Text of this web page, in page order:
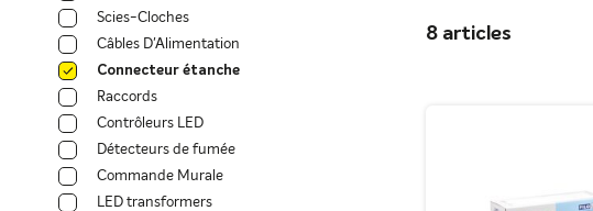
8 articles
Scies-Cloches
Câbles D'Alimentation
Connecteur étanche
Raccords
Contrôleurs LED
Détecteurs de fumée
Commande Murale
LED transformers